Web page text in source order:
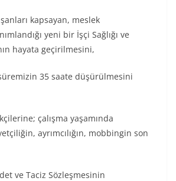
kapsayan, meslek
yeni bir İşçi Sağlığı ve
hayata geçirilmesini,
35 saate düşürülmesini
çalışma yaşamında
ayrımcılığın, mobbingin son
ve Taciz Sözleşmesinin